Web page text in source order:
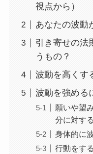
視点から）
あなたの波動
引き寄せの法
うもの？
波動を高くす
波動を強める
願いや望
分に対す
身体的に
行動をす